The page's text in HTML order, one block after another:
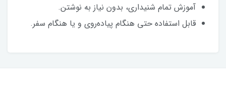
آموزش تمام شنیداری، بدون نیاز به نوشتن.
قابل استفاده حتی هنگام پیاده‌روی و یا هنگام سفر.